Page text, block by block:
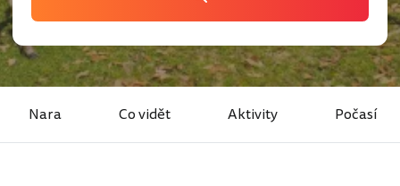
Nara Co vidět Aktivity Počasí